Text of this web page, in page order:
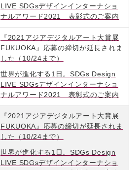
LIVE SDGsデザインインターナショ
ナルアワード2021 表彰式のご案内
『2021アジアデジタルアート大賞展
FUKUOKA』応募の締切が延長されま
した（10/24まで）
世界が進化する1日。SDGs Design
LIVE SDGsデザインインターナショ
ナルアワード2021 表彰式のご案内
『2021アジアデジタルアート大賞展
FUKUOKA』応募の締切が延長されま
した（10/24まで）
世界が進化する1日。SDGs Design
LIVE SDGsデザインインターナショ